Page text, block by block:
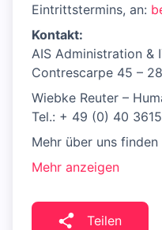
Eintrittstermins, an:
Kontakt:
AIS Administration &
Contrescarpe 45 –
Wiebke Reuter –
Tel.: + 49 (0) 40
Mehr über uns finden
Mehr anzeigen
Teilen